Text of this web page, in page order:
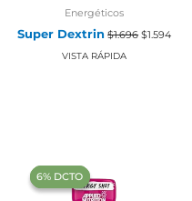
Energéticos
Super Dextrin $1.696 El
precio
$1.594
VISTA RÁPIDA
‍6% DCTO‍‍
‍6% DCTO‍‍